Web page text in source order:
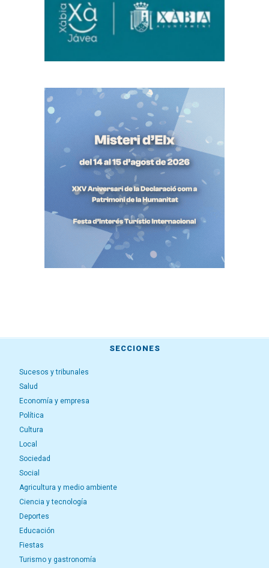
SECCIONES
Sucesos y tribunales
Salud
Economía y empresa
Política
Cultura
Local
Sociedad
Social
Agricultura y medio ambiente
Ciencia y tecnología
Deportes
Educación
Fiestas
Turismo y gastronomía